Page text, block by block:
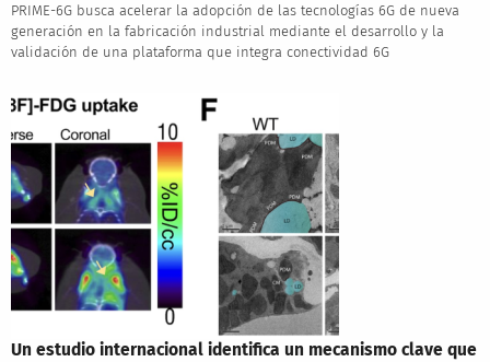
PRIME-6G busca acelerar la adopción de las tecnologías 6G de nueva
generación en la fabricación industrial mediante el desarrollo y la
validación de una plataforma que integra conectividad 6G
Un estudio internacional identifica un mecanismo clave que